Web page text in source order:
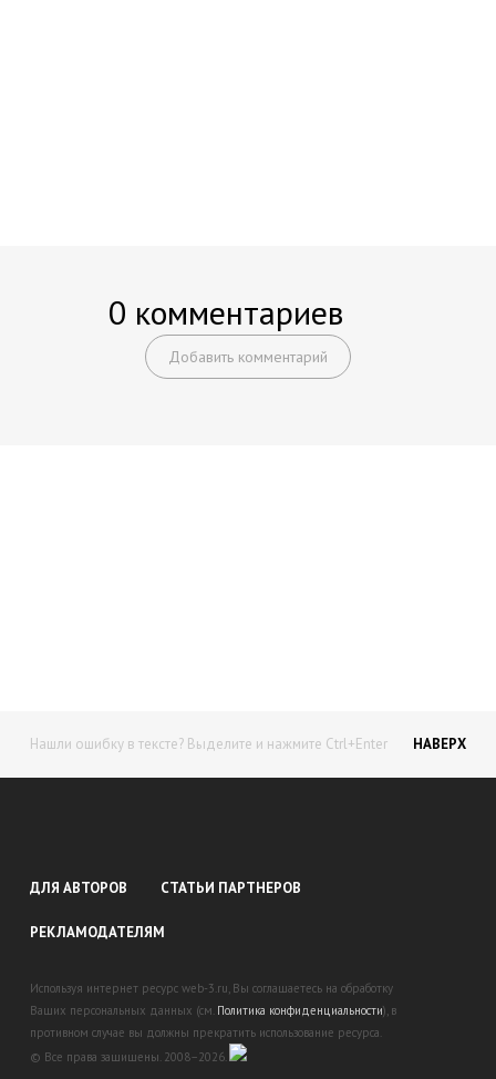
0 комментариев
Добавить комментарий
Нашли ошибку в тексте? Выделите и нажмите Ctrl+Enter НАВЕРХ
ДЛЯ АВТОРОВ СТАТЬИ ПАРТНЕРОВ
РЕКЛАМОДАТЕЛЯМ
Используя интернет ресурс web-3.ru, Вы соглашаетесь на обработку
Ваших персональных данных (см. Политика конфиденциальности), в
противном случае вы должны прекратить использование ресурса.
© Все права защищены. 2008–2026.